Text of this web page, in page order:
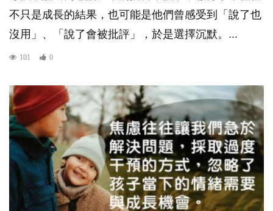
不只是成長的結果，也可能是他們曾感受到「說了也
沒用」、「說了會被批評」，於是選擇沉默。...
101 0